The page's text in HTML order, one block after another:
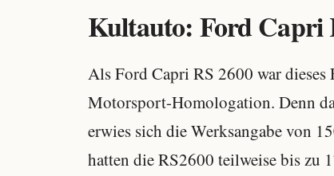
Kultauto: Ford Capri
Als Ford Capri RS 2600 war dieses
Motorsport-Homologation. Denn
erwies sich die Werksangabe von
hatten die RS2600 teilweise bis zu